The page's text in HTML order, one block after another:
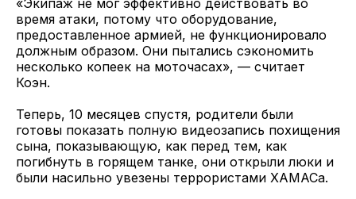
время атаки, потому что оборудование,
предоставленное армией, не функционировало
должным образом. Они пытались сэкономить
несколько копеек на моточасах», — считает
Коэн.
Теперь, 10 месяцев спустя, родители были
готовы показать полную видеозапись похищения
сына, показывающую, как перед тем, как
погибнуть в горящем танке, они открыли люки и
были насильно увезены террористами ХАМАСа.